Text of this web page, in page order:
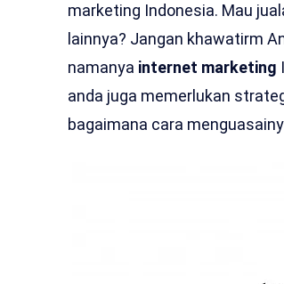
marketing Indonesia. Mau
lainnya? Jangan khawatirm
namanya internet marketing
anda juga memerlukan
bagaimana cara